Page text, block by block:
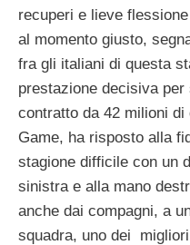
recuperi e lieve
al momento giusto,
fra gli italiani di questa
prestazione decisiva
contratto da 42 milioni di
Game, ha risposto alla
stagione difficile con un
sinistra e alla mano
anche dai compagni, a
squadra, uno dei